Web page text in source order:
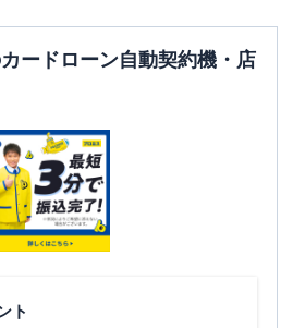
ードローン自動契約機・店
ト